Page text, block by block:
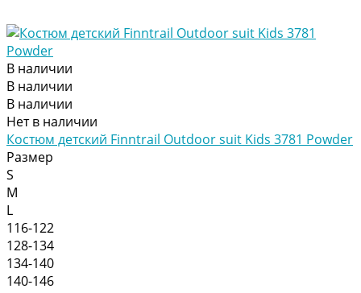
В наличии
В наличии
В наличии
Нет в наличии
Коcтюм детский Finntrail Outdoor suit Kids 3781 Powder
Размер
S
M
L
116-122
128-134
134-140
140-146